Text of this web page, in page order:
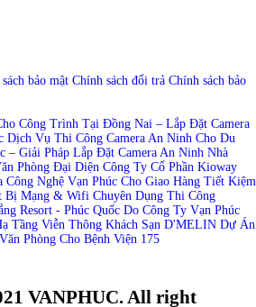
bảo mật Chính sách đổi trả Chính sách bảo
Công Trình Tại Đồng Nai – Lắp Đặt Camera
Dịch Vụ Thi Công Camera An Ninh Cho Du
– Giải Pháp Lắp Đặt Camera An Ninh Nhà
Phòng Đại Diện Công Ty Cổ Phần Kioway
Công Nghệ Vạn Phúc Cho Giao Hàng Tiết Kiệm
Bị Mạng & Wifi Chuyên Dụng Thi Công
Resort - Phúc Quốc Do Công Ty Vạn Phúc
Tầng Viễn Thông Khách Sạn D'MELIN Dự Án
Phòng Cho Bệnh Viện 175
VANPHUC. All right